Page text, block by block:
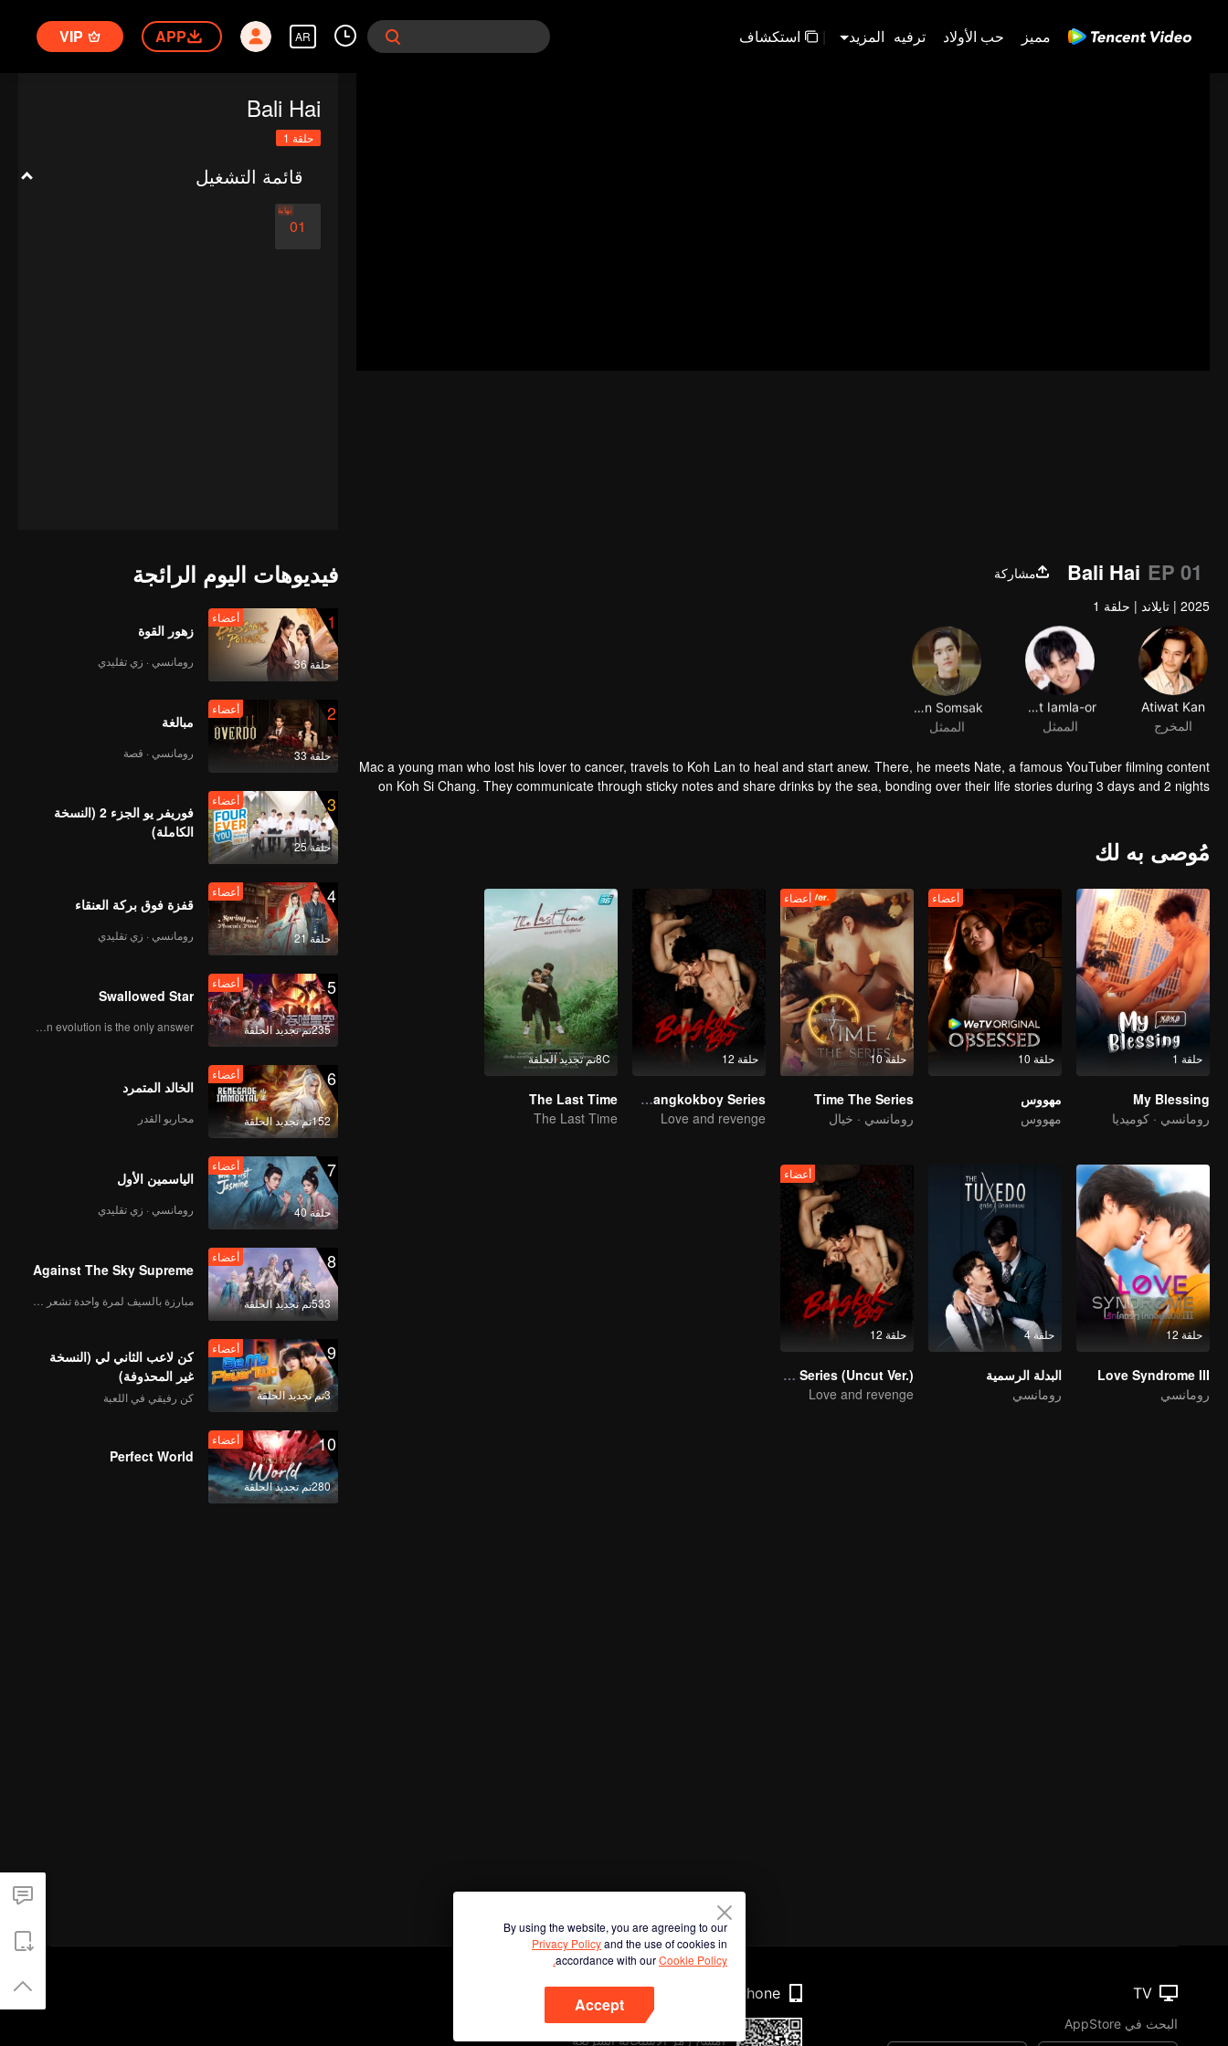
مميز حب الأولاد ترفيه المزيد | استكشاف AR
APP
VIP
Bali Hai
حلقة 1
قائمة التشغيل
01
نهاية
Bali Hai EP 01
مشاركة
2025
| تايلاند | حلقة 1
Atiwat Kan
المخرج
Jirawut Iamla-or
الممثل
الممثل
Mac a young man who lost his lover to cancer, travels to Koh Lan to heal and start anew. There, he meets Nate, a famous YouTuber filming content
on Koh Si Chang. They communicate through sticky notes and share drinks by the sea, bonding over their life stories during 3 days and 2 nights
مُوصى به لك
حلقة 1
My Blessing
رومانسي · كوميديا
حلقة 10
أعضاء
مهووس
مهووس
حلقة 10
أعضاء
Time The Series
رومانسي · خيال
حلقة 12
The Bangkokboy Series
Love and revenge
8Cتم تجديد الحلقة
The Last Time
The Last Time
حلقة 12
Love Syndrome III
رومانسي
حلقة 4
البدلة الرسمية
رومانسي
حلقة 12
أعضاء
The Bangkokboy Series (Uncut Ver.)
Love and revenge
فيديوهات اليوم الرائجة
1
حلقة 36
أعضاء
زهور القوة
رومانسي · زي تقليدي
2
حلقة 33
أعضاء
مبالغة
رومانسي · قصة
3
حلقة 25
أعضاء
فوريفر يو الجزء 2 (النسخة
الكاملة)
4
حلقة 21
أعضاء
قفزة فوق بركة العنقاء
رومانسي · زي تقليدي
5
235تم تجديد الحلقة
أعضاء
Swallowed Star
Human evolution is the only answer.
6
152تم تجديد الحلقة
أعضاء
الخالد المتمرد
محاربو القدر
7
حلقة 40
أعضاء
الياسمين الأول
رومانسي · زي تقليدي
8
533تم تجديد الحلقة
أعضاء
Against The Sky Supreme
9
3تم تجديد الحلقة
أعضاء
كن لاعب الثاني لي (النسخة
غير المحذوفة)
كن رفيقي في اللعبة
10
280تم تجديد الحلقة
أعضاء
Perfect World
By using the website, you are agreeing to our
Privacy Policyand the use of cookies in
accordance with ourCookie Policy.
Accept
TV
البحث في AppStore
Phone
امسح رمز الاستجابة السريعة